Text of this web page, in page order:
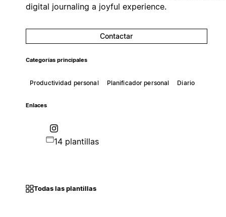
digital journaling a joyful experience.
Contactar
Categorías principales
Productividad personal Planificador personal Diario
Enlaces
14 plantillas
Todas las plantillas